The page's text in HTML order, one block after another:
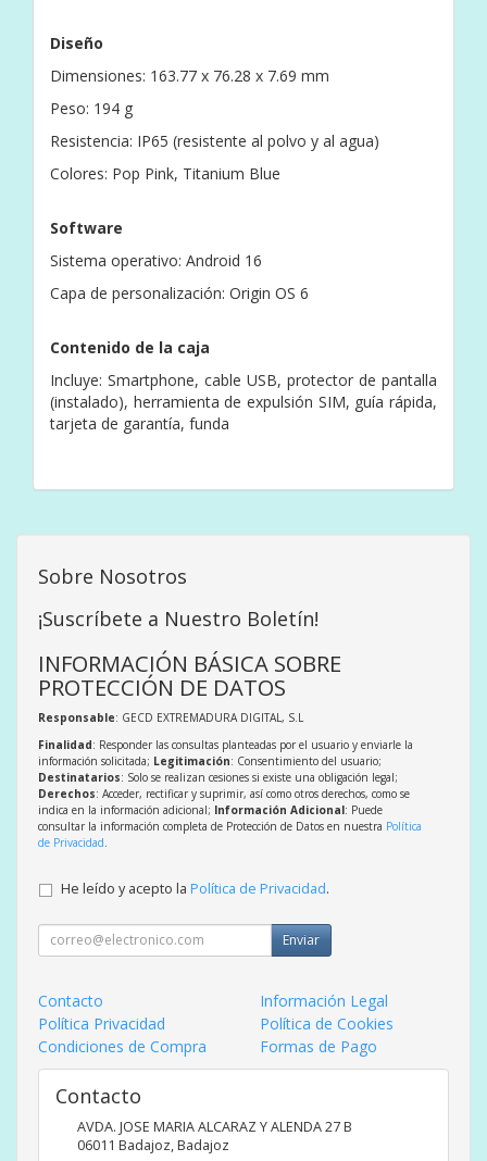
Diseño
Dimensiones: 163.77 x 76.28 x 7.69 mm
Peso: 194 g
Resistencia: IP65 (resistente al polvo y al agua)
Colores: Pop Pink, Titanium Blue
Software
Sistema operativo: Android 16
Capa de personalización: Origin OS 6
Contenido de la caja
Incluye: Smartphone, cable USB, protector de pantalla
(instalado), herramienta de expulsión SIM, guía rápida,
tarjeta de garantía, funda
Sobre Nosotros
¡Suscríbete a Nuestro Boletín!
INFORMACIÓN BÁSICA SOBRE
PROTECCIÓN DE DATOS
Responsable: GECD EXTREMADURA DIGITAL, S.L
Finalidad: Responder las consultas planteadas por el usuario y enviarle la
información solicitada; Legitimación: Consentimiento del usuario;
Destinatarios: Solo se realizan cesiones si existe una obligación legal;
Derechos: Acceder, rectificar y suprimir, así como otros derechos, como se
indica en la información adicional; Información Adicional: Puede
consultar la información completa de Protección de Datos en nuestra Política
de Privacidad
He leído y acepto la Política de Privacidad.
Enviar
Contacto
Información Legal
Política Privacidad
Política de Cookies
Condiciones de Compra
Formas de Pago
Contacto
AVDA. JOSE MARIA ALCARAZ Y ALENDA 27 B
06011 Badajoz,Badajoz